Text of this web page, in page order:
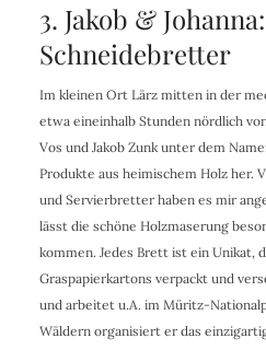
3. Jakob &
Schneidebretter
Im kleinen Ort Lärz mitten in der
etwa eineinhalb Stunden nördlich
Vos und Jakob Zunk unter dem
Produkte aus heimischem Holz her.
und Servierbretter haben es mir
lässt die schöne Holzmaserung
kommen. Jedes Brett ist ein Unikat,
Graspapierkartons verpackt und
und arbeitet u.A. im Müritz-
Wäldern organisiert er das